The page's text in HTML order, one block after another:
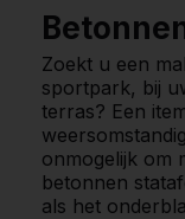
Zoekt u een
sportpark, bij
terras? Een
onmogelijk om
betonnen
als het